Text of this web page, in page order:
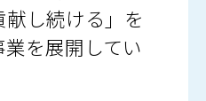
し続ける」を
を展開してい